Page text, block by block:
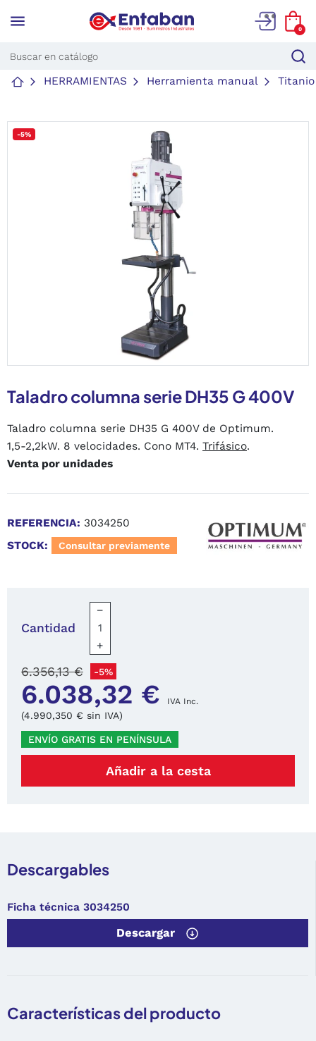
menu 0
HERRAMIENTAS Herramienta manual Titanio
-5%
Taladro columna serie DH35 G 400V
Taladro columna serie DH35 G 400V de Optimum.
1,5-2,2kW. 8 velocidades. Cono MT4. Trifásico.
Venta por unidades
REFERENCIA: 3034250
STOCK:
Consultar previamente
Cantidad
−
+
6.038,32 € IVA Inc.
6.356,13 € -5%
(4.990,350 € sin IVA)
ENVÍO GRATIS EN PENÍNSULA
Añadir a la cesta
Descargables
Ficha técnica 3034250
Descargar
Características del producto